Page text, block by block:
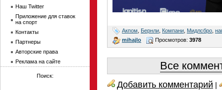
Акпом Бернли Компани Мидлсбро
mihajlo
Просмотров: 3978
Все
Добавить комментарий |
Наш Twitter
Приложение для ставок
на спорт
Контакты
Партнеры
Авторские права
Реклама на сайте
Поиск: